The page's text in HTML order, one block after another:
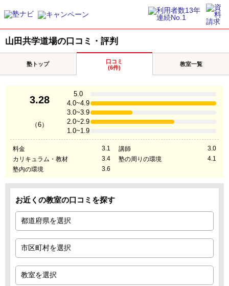
山田共学道場の口コミ・評判
塾トップ
口コミ
(6件)
教室一覧
3.28
（6）
5.0
4.0~4.9
3.0~3.9
2.0~2.9
1.0~1.9
料金 3.1 講師
3.0
カリキュラム・教材
3.4 塾の周りの環境
4.1
塾内の環境
3.6
お近くの教室の口コミを探す